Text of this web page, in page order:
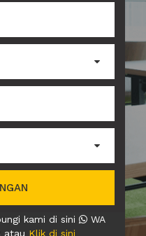
kami di sini
WA
atau Klik di sini